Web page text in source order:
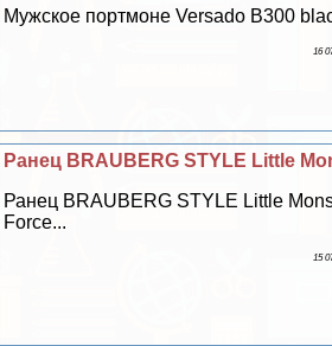
Мужское портмоне Versado B300
16
Ранец BRAUBERG STYLE Little
Ранец BRAUBERG STYLE Little
Force...
15